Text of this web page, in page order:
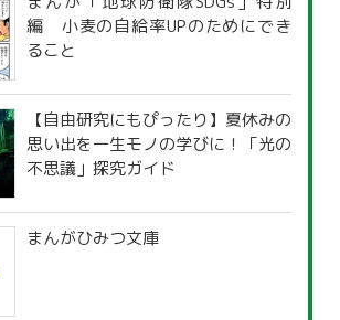
編 小麦の自給率UPのためにでき
ること
【自由研究にもぴったり】夏休みの
思い出を一生モノの学びに！「光の
不思議」探究ガイド
まんがひみつ文庫